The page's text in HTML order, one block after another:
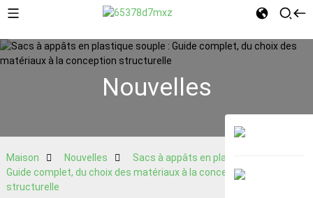
Nouvelles
Maison Nouvelles
Sacs à appâts en plastique souple :
Guide complet, du choix des matériaux à la conception
structurelle